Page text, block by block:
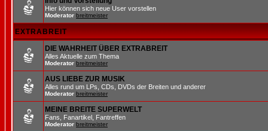
Hier können sich neue User vorstellen
Moderator breitmeister
EXTRABREIT
DIE WAHRHEIT ÜBER EXTRABREIT
Alles Aktuelle zum Thema
Moderator breitmeister
AUS LIEBE ZUR MUSIK
Alles rund um LPs, CDs, DVDs der Breiten und anderer
Moderator breitmeister
MEINE BREITE SUPERWELT
Fans, Fanartikel, Fantreffen
Moderator breitmeister